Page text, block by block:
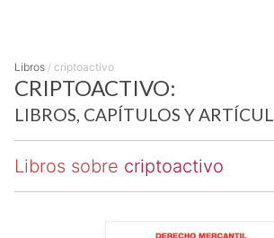
Libros / criptoactivo
CRIPTOACTIVO:
LIBROS, CAPÍTULOS Y
Libros sobre criptoactivo